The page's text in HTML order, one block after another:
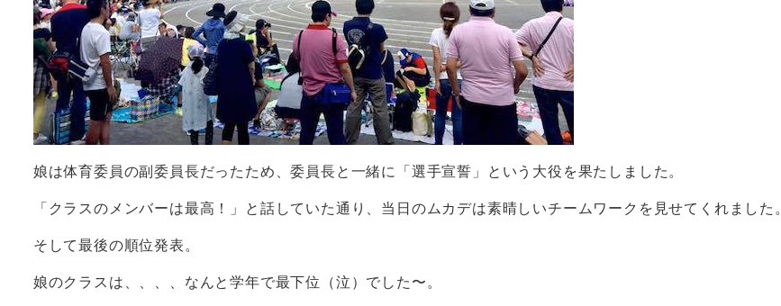
娘は体育委員の副委員長だったため、委員長と一緒に「選手宣誓」という大役を果たしました。
「クラスのメンバーは最高！」と話していた通り、当日のムカデは素晴しいチームワークを見せてくれました。
そして最後の順位発表。
娘のクラスは、、、、なんと学年で最下位（泣）でした〜。